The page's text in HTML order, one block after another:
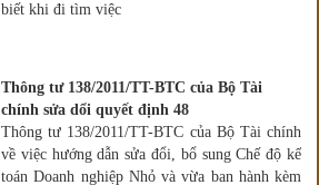
biết khi đi tìm việc
Thông tư 138/2011/TT-BTC của Bộ Tài
chính sửa dổi quyết định 48
Thông tư 138/2011/TT-BTC của Bộ Tài chính
về việc hướng dẫn sửa đổi, bổ sung Chế độ kế
toán Doanh nghiệp Nhỏ và vừa ban hành kèm